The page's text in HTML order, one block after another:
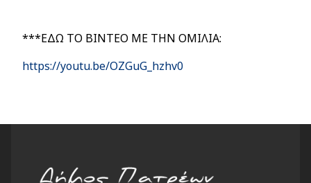
***ΕΔΩ ΤΟ ΒΙΝΤΕΟ ΜΕ ΤΗΝ ΟΜΙΛΙΑ:
https://youtu.be/OZGuG_hzhv0